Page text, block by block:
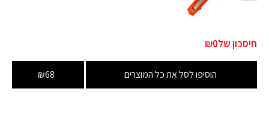
חיסכון של₪0
הוסיפו לסל את כל המוצרים ₪68